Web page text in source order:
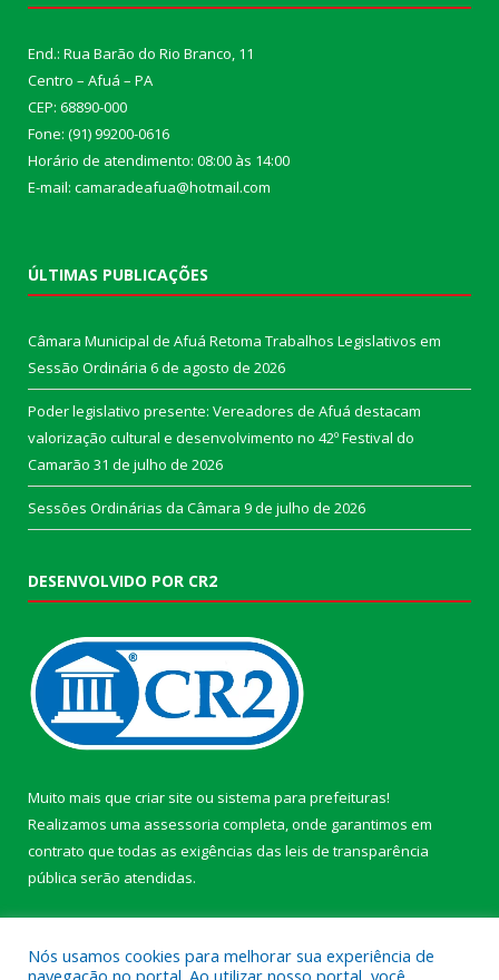
End.: Rua Barão do Rio Branco, 11
Centro – Afuá – PA
CEP: 68890-000
Fone: (91) 99200-0616
Horário de atendimento: 08:00 às 14:00
E-mail: camaradeafua@hotmail.com
ÚLTIMAS PUBLICAÇÕES
Câmara Municipal de Afuá Retoma Trabalhos Legislativos em
Sessão Ordinária 6 de agosto de 2026
Poder legislativo presente: Vereadores de Afuá destacam
valorização cultural e desenvolvimento no 42º Festival do
Camarão 31 de julho de 2026
Sessões Ordinárias da Câmara 9 de julho de 2026
DESENVOLVIDO POR CR2
Muito mais que criar site ou sistema para prefeituras!
Realizamos uma assessoria completa, onde garantimos em
contrato que todas as exigências das leis de transparência
pública serão atendidas.
Nós usamos cookies para melhorar sua experiência de
navegação no portal. Ao utilizar nosso portal, você